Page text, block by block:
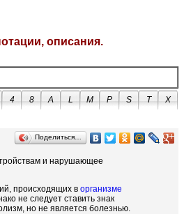
описания.
4 8 A L M P S T
X
Поделиться…
и нарушающее
происходящих в организме
не следует ставить знак
но не является болезнью.